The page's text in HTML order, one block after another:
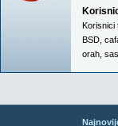
Korisnici
BSD
orah